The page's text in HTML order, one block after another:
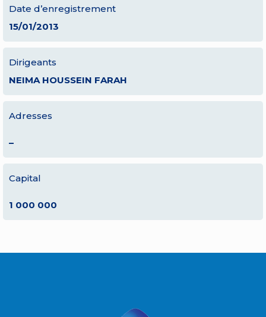
Date d’enregistrement
15/01/2013
Dirigeants
NEIMA HOUSSEIN FARAH
Adresses
–
Capital
1 000 000